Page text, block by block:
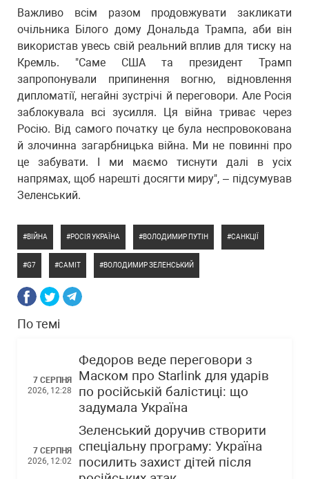
Важливо всім разом продовжувати закликати
очільника Білого дому Дональда Трампа, аби він
використав увесь свій реальний вплив для тиску на
Кремль. "Саме США та президент Трамп
запропонували припинення вогню, відновлення
дипломатії, негайні зустрічі й переговори. Але Росія
заблокувала всі зусилля. Ця війна триває через
Росію. Від самого початку це була неспровокована
й злочинна загарбницька війна. Ми не повинні про
це забувати. І ми маємо тиснути далі в усіх
напрямах, щоб нарешті досягти миру", – підсумував
Зеленський.
ВІЙНА РОСІЯ УКРАЇНА ВОЛОДИМИР ПУТІН САНКЦІЇ
G7 САМІТ ВОЛОДИМИР ЗЕЛЕНСЬКИЙ
По темі
7 СЕРПНЯ
2026, 12:28
Федоров веде переговори з
Маском про Starlink для ударів
по російській балістиці: що
задумала Україна
7 СЕРПНЯ
2026, 12:02
Зеленський доручив створити
спеціальну програму: Україна
посилить захист дітей після